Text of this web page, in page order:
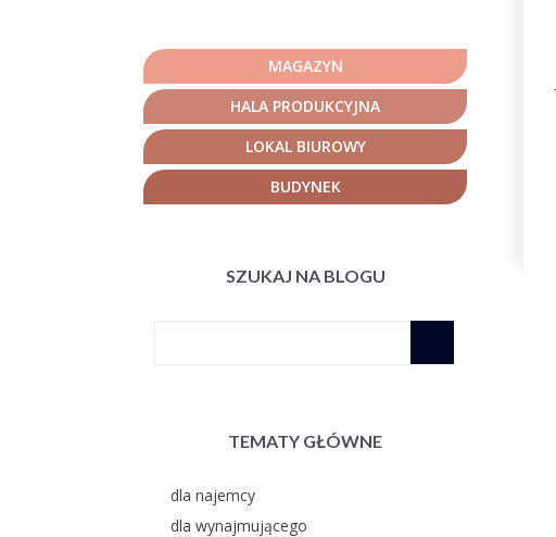
MAGAZYN
HALA PRODUKCYJNA
LOKAL BIUROWY
BUDYNEK
SZUKAJ NA BLOGU
TEMATY GŁÓWNE
dla najemcy
dla wynajmującego